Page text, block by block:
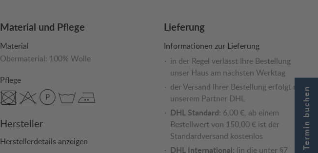
Material und Pflege
Material
Obermaterial: 100% Wolle
Pflege
Hersteller
Herstellerdetails anzeigen
Lieferung
Informationen zur Lieferung
in der Regel verlässt Ihre Bestellung
unser Haus am nächsten Werktag
der Versand Ihrer Bestellung erfolgt mit
unserem Partner DHL
DHL Standard: 6,00 €, ab einem
Bestellwert von 150,00 € ist der
Standardversand kostenlos
DHL International: (in die unter §7
Jetzt Termin buchen